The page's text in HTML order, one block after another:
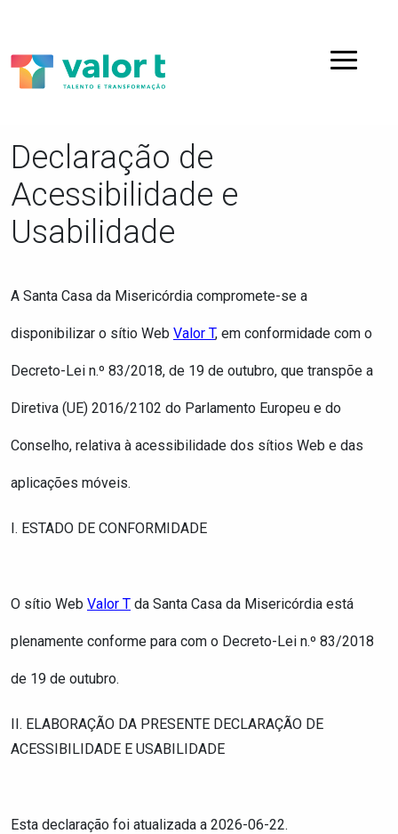
conteúdo
Menu
Declaração de
Acessibilidade e
Usabilidade
A Santa Casa da Misericórdia compromete-se a
disponibilizar o sítio Web Valor T, em conformidade com o
Decreto-Lei n.º 83/2018, de 19 de outubro, que transpõe a
Diretiva (UE) 2016/2102 do Parlamento Europeu e do
Conselho, relativa à acessibilidade dos sítios Web e das
aplicações móveis.
I. ESTADO DE CONFORMIDADE
O sítio Web Valor T da Santa Casa da Misericórdia está
plenamente conforme para com o Decreto-Lei n.º 83/2018
de 19 de outubro.
II. ELABORAÇÃO DA PRESENTE DECLARAÇÃO DE
ACESSIBILIDADE E USABILIDADE
Esta declaração foi atualizada a 2026-06-22.